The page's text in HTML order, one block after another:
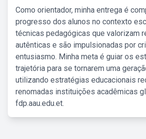
Como orientador, minha entrega é
progresso dos alunos no contexto
técnicas pedagógicas que valorizam
autênticas e são impulsionadas por
entusiasmo. Minha meta é guiar os
trajetória para se tornarem uma
utilizando estratégias educacionais
renomadas instituições acadêmicas
fdp.aau.edu.et.